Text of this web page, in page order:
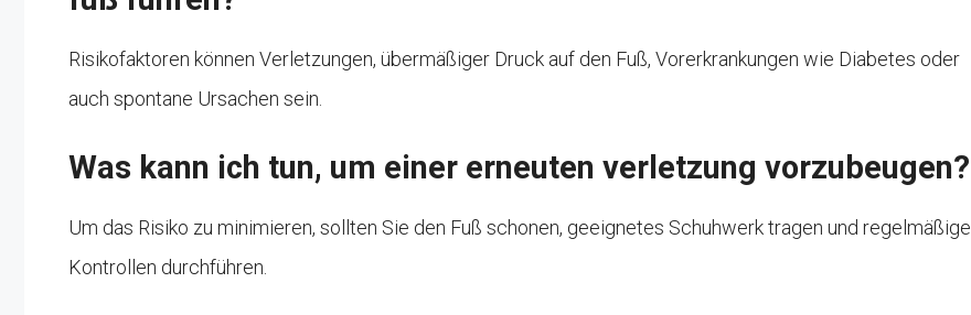
Risikofaktoren können Verletzungen, übermäßiger Druck auf den Fuß, Vorerkrankungen wie Diabetes oder
auch spontane Ursachen sein.
Was kann ich tun, um einer erneuten verletzung vorzubeugen?
Um das Risiko zu minimieren, sollten Sie den Fuß schonen, geeignetes Schuhwerk tragen und regelmäßige
Kontrollen durchführen.